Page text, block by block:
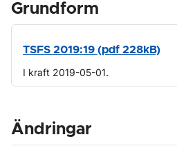
Grundform
TSFS 2019:19 (pdf 228kB)
I kraft 2019-05-01.
Ändringar